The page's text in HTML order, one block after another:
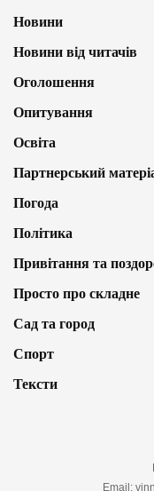
Новини
Новини від читачів
Оголошення
Опитування
Освіта
Партнерський
Погода
Політика
Привітання та
Просто про складне
Сад та город
Спорт
Тексти
Email: